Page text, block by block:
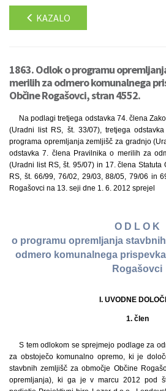
KAZALO
1863. Odlok o programu
merilih za odmero komunalnega
Občine Rogašovci, stran 4552.
Na podlagi tretjega odstavka 74. člena
(Uradni list RS, št. 33/07), tretjega
programa opremljanja zemljišč za gradnjo
odstavka 7. člena Pravilnika o merilih za
(Uradni list RS, št. 95/07) in 17. člena Statuta
RS, št. 66/99, 76/02, 29/03, 88/05, 79/06 in
Rogašovci na 13. seji dne 1. 6. 2012 sprejel
O D L O K
o programu opremljanja
odmero komunalnega
Rogašovci
I. UVODNE
1. člen
S tem odlokom se sprejmejo podlage za
za obstoječo komunalno opremo, ki je
stavbnih zemljišč za območje Občine
opremljanja), ki ga je v marcu 2012 pod